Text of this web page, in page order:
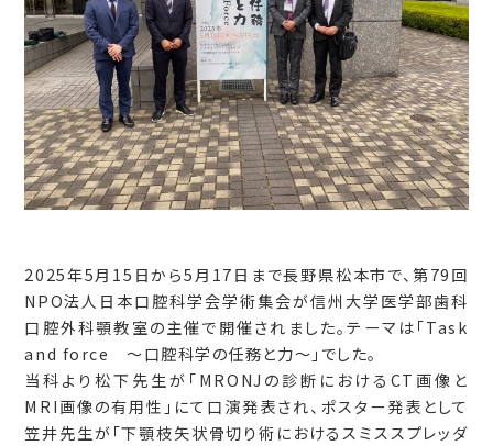
2025年5月15日から5月17日まで長野県松本市で、第79回
NPO法人日本口腔科学会学術集会が信州大学医学部歯科
口腔外科顎教室の主催で開催されました。テーマは「Task
and force ～口腔科学の任務と力～」でした。
当科より松下先生が「MRONJの診断におけるCT画像と
MRI画像の有用性」にて口演発表され、ポスター発表として
笠井先生が「下顎枝矢状骨切り術におけるスミススプレッダ